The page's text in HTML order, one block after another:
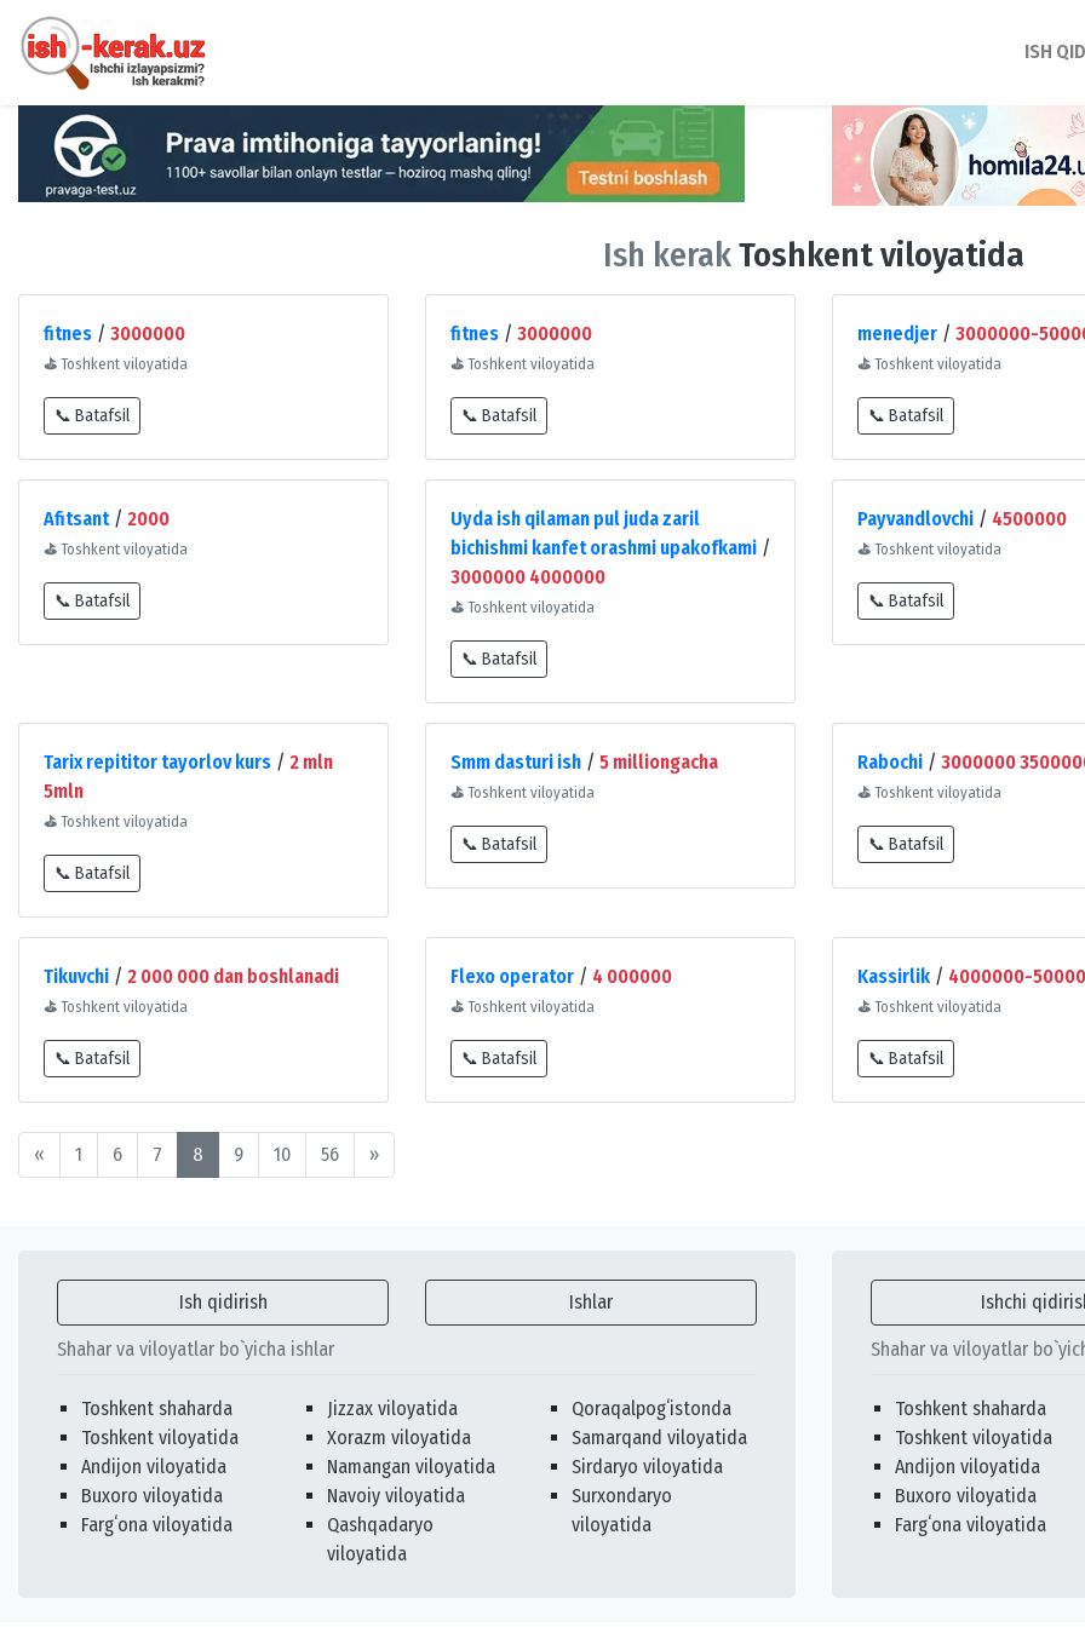
ISH
Ish kerakToshkent viloyatida
fitnes / 3000000
⛳ Toshkent viloyatida
📞 Batafsil
fitnes / 3000000
⛳ Toshkent viloyatida
📞 Batafsil
menedjer / 3000000-
⛳ Toshkent viloyatida
📞 Batafsil
Afitsant/ 2000
⛳ Toshkent viloyatida
📞 Batafsil
Uyda ish qilaman pul juda zaril
bichishmi kanfet orashmi upakofkami /
3000000 4000000
⛳ Toshkent viloyatida
📞 Batafsil
Payvandlovchi / 4500000
⛳ Toshkent viloyatida
📞 Batafsil
Tarix repititor tayorlov kurs / 2 mln
5mln
⛳ Toshkent viloyatida
📞 Batafsil
Smm dasturi ish / 5 milliongacha
⛳ Toshkent viloyatida
📞 Batafsil
Rabochi / 3000000
⛳ Toshkent viloyatida
📞 Batafsil
Tikuvchi / 2 000 000 dan boshlanadi
⛳ Toshkent viloyatida
📞 Batafsil
Flexo operator / 4 000000
⛳ Toshkent viloyatida
📞 Batafsil
Kassirlik / 4000000-
⛳ Toshkent viloyatida
📞 Batafsil
« 1 6 7 8 9 10 56 »
Ish qidirish Ishlar
Shahar va viloyatlar bo`yicha ishlar
Toshkent shaharda
Toshkent viloyatida
Andijon viloyatida
Buxoro viloyatida
Fargʻona viloyatida
Jizzax viloyatida
Xorazm viloyatida
Namangan viloyatida
Navoiy viloyatida
Qashqadaryo
viloyatida
Qoraqalpogʻistonda
Samarqand viloyatida
Sirdaryo viloyatida
Surxondaryo
viloyatida
Ishchi
Shahar va viloyatlar
Toshkent shaharda
Toshkent viloyatida
Andijon viloyatida
Buxoro viloyatida
Fargʻona viloyatida